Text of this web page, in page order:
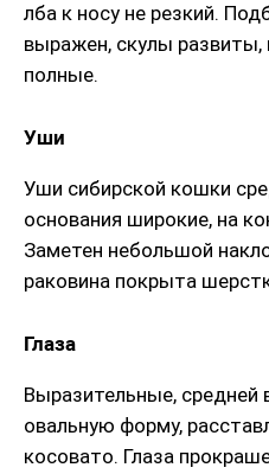
лба к носу не резкий.
выражен, скулы
полные.
Уши
Уши сибирской кошки
основания широкие, на
Заметен небольшой
раковина покрыта
Глаза
Выразительные, средней
овальную форму,
косовато. Глаза